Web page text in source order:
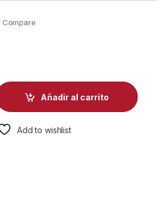
Compare
APNX AP1-V ARGB BK LGA1700/
Añadir al carrito
Add to wishlist